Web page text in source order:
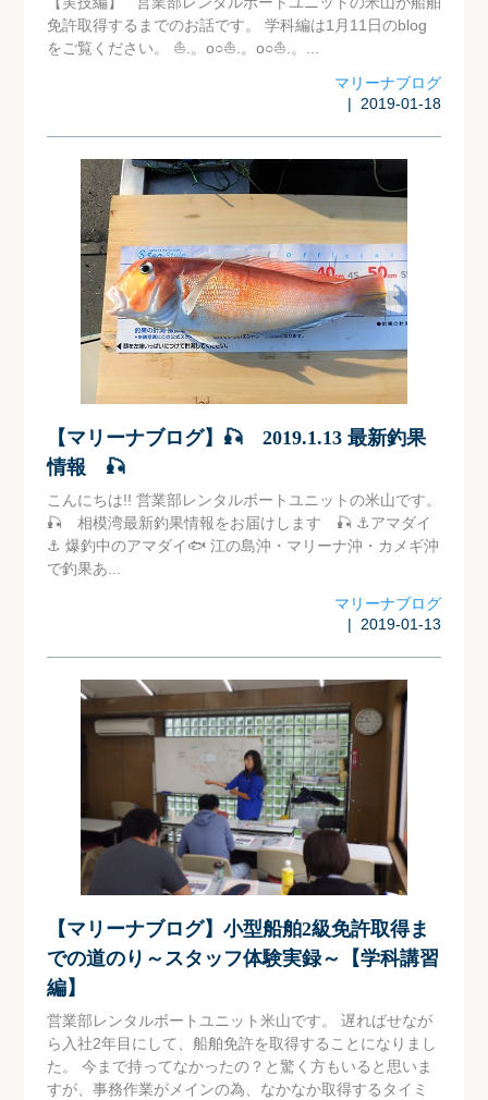
免許取得するまでのお話です。 学科編は1月11日のblog
をご覧ください。 ⛵.。o○⛵.。o○⛵.。...
マリーナブログ
| 2019-01-18
【マリーナブログ】🎣 2019.1.13 最新釣果
情報 🎣
こんにちは!! 営業部レンタルボートユニットの米山です。
🎣 相模湾最新釣果情報をお届けします 🎣 ⚓アマダイ
⚓ 爆釣中のアマダイ🐟 江の島沖・マリーナ沖・カメギ沖
で釣果あ...
マリーナブログ
| 2019-01-13
【マリーナブログ】小型船舶2級免許取得ま
での道のり～スタッフ体験実録～【学科講習
編】
営業部レンタルボートユニット米山です。 遅ればせなが
ら入社2年目にして、船舶免許を取得することになりまし
た。 今まで持ってなかったの？と驚く方もいると思いま
すが、事務作業がメインの為、なかなか取得するタイミ